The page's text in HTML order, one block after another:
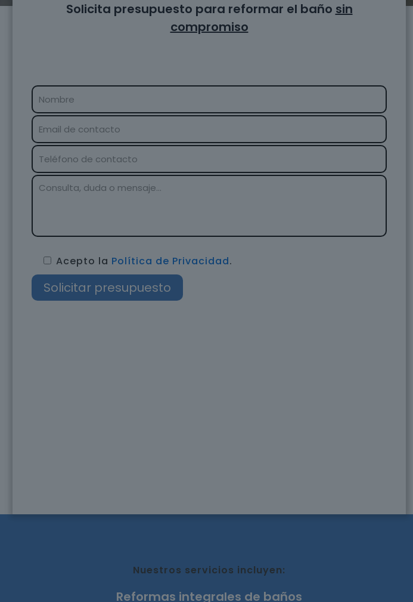
Solicita presupuesto para reformar el baño sin
compromiso
Acepto la Política de Privacidad.
Nuestros servicios incluyen:
Reformas integrales de baños